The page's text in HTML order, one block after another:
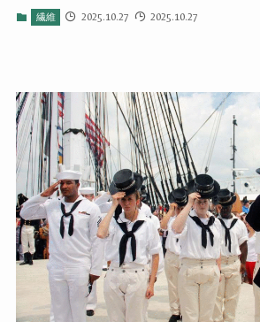
繊維 2025.10.27 2025.10.27